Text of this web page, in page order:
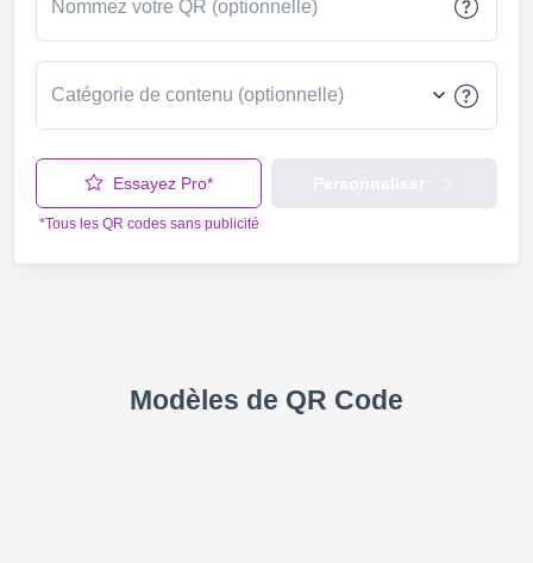
Nommez votre QR (optionnelle)
Essayez Pro*
*Tous les QR codes sans publicité
Modèles de QR Code